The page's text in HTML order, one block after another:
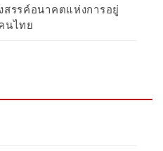
สรรค์อนาคตแห่งการอยู่
นไทย